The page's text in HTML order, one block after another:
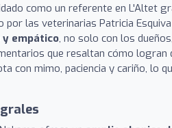
como un referente en L'Altet
por las veterinarias Patricia
empático, no solo con los
que resaltan cómo logran
con mimo, paciencia y cariño, lo